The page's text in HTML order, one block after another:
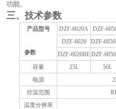
功能。
三、技术参数
产品型号
参数
DZF-6020A DZF-
DZF-6020
DZF-
DZF-6020BE DZF-
容量
25L 50L
电源
控温范围
温度分辨率